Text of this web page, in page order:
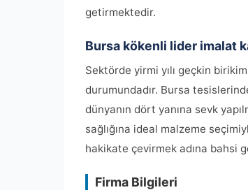
getirmektedir.
Bursa kökenli lider imalat
Sektörde yirmi yılı geçkin
durumundadır. Bursa
dünyanın dört yanına sevk
sağlığına ideal malzeme
hakikate çevirmek adına bahsi
Firma Bilgileri